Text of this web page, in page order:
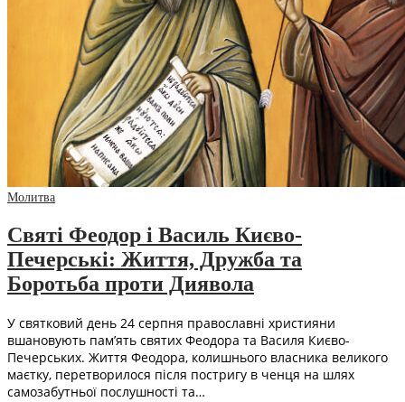
Молитва
Святі Феодор і Василь Києво-
Печерські: Життя, Дружба та
Боротьба проти Диявола
У святковий день 24 серпня православні християни
вшановують пам’ять святих Феодора та Василя Києво-
Печерських. Життя Феодора, колишнього власника великого
маєтку, перетворилося після постригу в ченця на шлях
самозабутньої послушності та…